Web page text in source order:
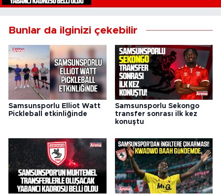
Bunlar da ilginizi çekebilir
Samsunsporlu Elliot Watt
Pickleball etkinliğinde
Samsunsporlu Sekongo
transfer sonrası ilk kez
konuştu